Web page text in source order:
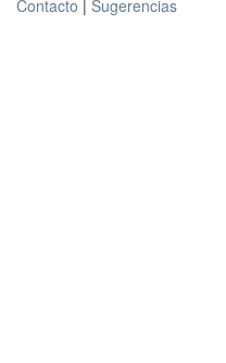
Contacto | Sugerencias